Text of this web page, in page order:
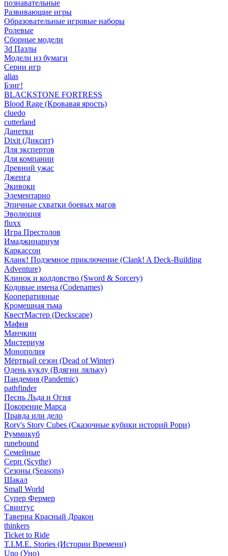
познавательные
Развивающие игры
Образовательные игровые наборы
Ролевые
Сборные модели
3d Пазлы
Модели из бумаги
Серии игр
alias
Бэнг!
BLACKSTONE FORTRESS
Blood Rage (Кровавая ярость)
cluedo
cutterland
Данетки
Dixit (Диксит)
Для экспертов
Для компании
Древний ужас
Дженга
Экивоки
Элементарно
Эпичные схватки боевых магов
Эволюция
fluxx
Игра Престолов
Имаджинариум
Каркассон
Кланк! Подземное приключение (Clank! A Deck-Building
Adventure)
Клинок и колдовство (Sword & Sorcery)
Кодовые имена (Codenames)
Кооперативные
Кромешная тьма
КвестМастер (Deckscape)
Мафия
Манчкин
Мистериум
Монополия
Мёртвый сезон (Dead of Winter)
Одень куклу (Вдягни ляльку)
Пандемия (Pandemic)
pathfinder
Песнь Льда и Огня
Покорение Марса
Правда или дело
Rory's Story Cubes (Сказочные кубики историй Рори)
Руммикуб
runebound
Семейные
Серп (Scythe)
Сезоны (Seasons)
Шакал
Small World
Супер Фермер
Свинтус
Таверна Красный Дракон
thinkers
Ticket to Ride
T.I.M.E. Stories (Истории Времени)
Uno (Уно)